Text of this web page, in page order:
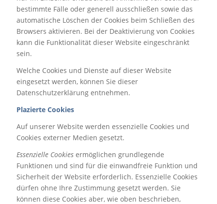
bestimmte Fälle oder generell ausschließen sowie das
automatische Löschen der Cookies beim Schließen des
Browsers aktivieren. Bei der Deaktivierung von Cookies
kann die Funktionalität dieser Website eingeschränkt
sein.
Welche Cookies und Dienste auf dieser Website
eingesetzt werden, können Sie dieser
Datenschutzerklärung entnehmen.
Plazierte Cookies
Auf unserer Website werden essenzielle Cookies und
Cookies externer Medien gesetzt.
Essenzielle Cookiesermöglichen grundlegende
Funktionen und sind für die einwandfreie Funktion und
Sicherheit der Website erforderlich. Essenzielle Cookies
dürfen ohne Ihre Zustimmung gesetzt werden. Sie
können diese Cookies aber, wie oben beschrieben,